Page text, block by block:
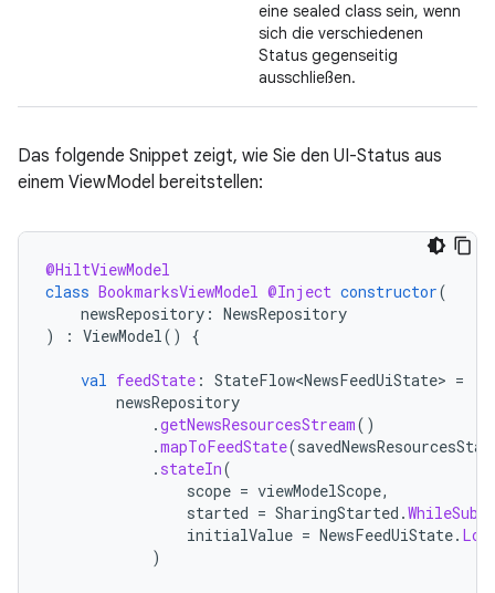
eine sealed class sein, wenn
sich die verschiedenen
Status gegenseitig
ausschließen.
Das folgende Snippet zeigt, wie Sie den UI-Status aus
einem ViewModel bereitstellen:
@HiltViewModel
class BookmarksViewModel @Inject constructor(
newsRepository : NewsRepository
)
: ViewModel() {
val feedState : StateFlow<NewsFeedUiState> =
newsRepository
.getNewsResourcesStream()
.mapToFeedState(
. stateIn(
scope = viewModelScope,
started = SharingStarted .
initialValue = NewsFeedUiState.
)